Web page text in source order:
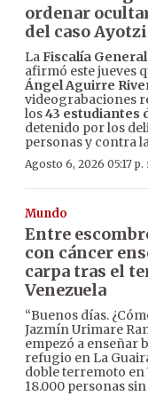
ordenar
del caso
LaFiscalía
afirmó este jueves
Ángel Aguirre
videograbaciones
los43 estudiantes
detenido por los
personas y contra
Agosto 6, 2026 05:17 p.
Mundo
Entre
con cáncer
carpa tras el
Venezuela
“Buenos días.
Jazmín Urimare
empezó a enseñar
refugio en La
doble terremoto en
18.000 personas